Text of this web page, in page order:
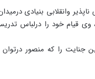
وانقلابی بنیادی
وی قیام خود را درلباس
جنایت را که منصور